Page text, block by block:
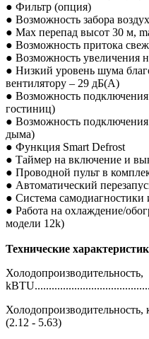
● Фильтр (опция)
● Возможность забора
● Max перепад высот 30 м,
● Возможность притока
● Возможность увеличения
● Низкий уровень шума
вентилятору – 29 дБ(А)
● Возможность подключения
гостиниц)
● Возможность
дыма)
● Функция Smart Defrost
● Таймер на включение и
● Проводной пульт в
● Автоматический
● Система
● Работа на охлаждение/
модели 12k)
Технические
Холодопроизводительность,
(2.12 - 5.63)